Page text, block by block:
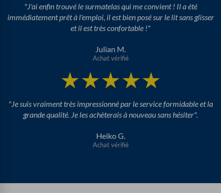
"J'ai enfin trouvé le surmatelas qui me convient ! Il a été
immédiatement prêt à l'emploi, il est bien posé sur le lit sans glisser
et il est très confortable !"
Julian M.
Achat vérifié
"Je suis vraiment très impressionné par le service formidable et la
grande qualité. Je les achèterais à nouveau sans hésiter".
Heiko G.
Achat vérifié